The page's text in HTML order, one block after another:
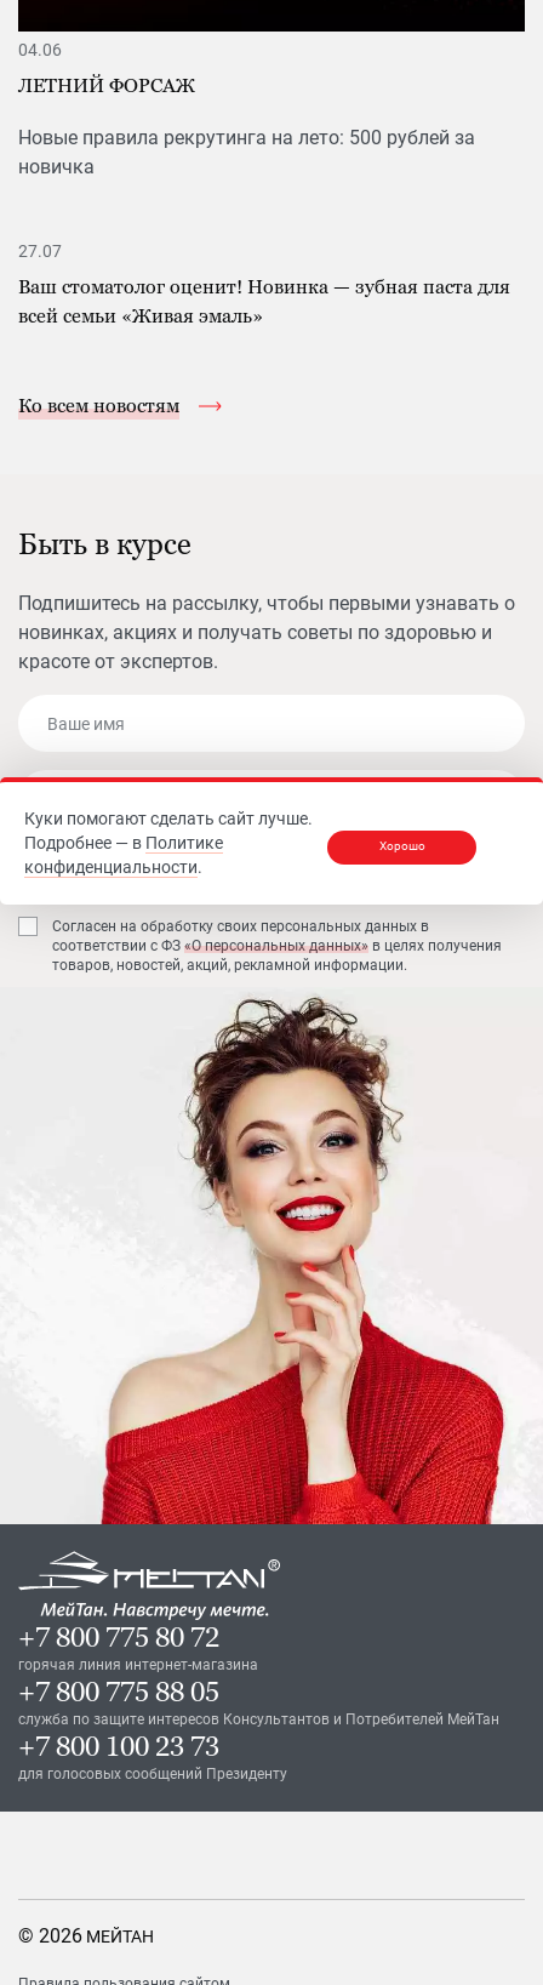
04.06
ЛЕТНИЙ ФОРСАЖ
Новые правила рекрутинга на лето: 500 рублей за
новичка
27.07
Ваш стоматолог оценит! Новинка — зубная паста для
всей семьи «Живая эмаль»
Ко всем новостям
Быть в курсе
Подпишитесь на рассылку, чтобы первыми узнавать о
новинках, акциях и получать советы по здоровью и
красоте от экспертов.
Ваше имя
Согласен на обработку своих персональных данных в
соответствии с ФЗ «О персональных данных» в целях получения
товаров, новостей, акций, рекламной информации.
+7 800 775 80 72
горячая линия интернет-магазина
+7 800 775 88 05
служба по защите интересов Консультантов и Потребителей МейТан
+7 800 100 23 73
для голосовых сообщений Президенту
© 2026 МЕЙТАН
Куки помогают сделать сайт лучше.
Подробнее — в Политике
конфиденциальности.
Хорошо